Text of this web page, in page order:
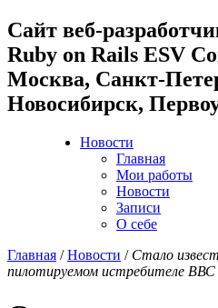
Cайт веб-
Ruby on Rails ESV
Москва, Санкт-
Новосибирск,
Новости
Главная
Мои работы
Новости
Записи
О себе
Главная /Новости / Стало
пилотируемом истребителе